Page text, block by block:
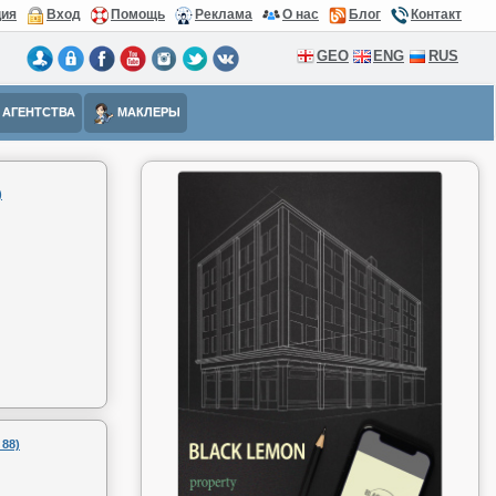
Вход Помощь Реклама О нас Блог Контакт
GEO ENG RUS
АГЕНТСТВА МАКЛЕРЫ